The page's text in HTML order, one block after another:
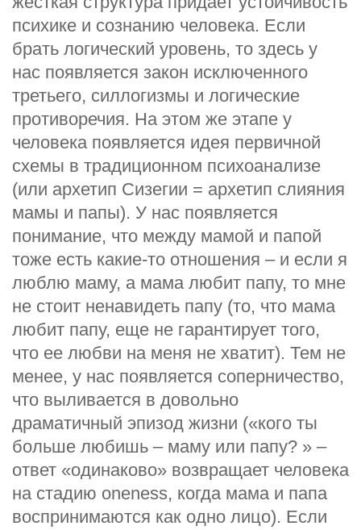
психике и сознанию человека. Если
брать логический уровень, то здесь у
нас появляется закон исключенного
третьего, силлогизмы и логические
противоречия. На этом же этапе у
человека появляется идея первичной
схемы в традиционном психоанализе
(или архетип Сизегии = архетип слияния
мамы и папы). У нас появляется
понимание, что между мамой и папой
тоже есть какие-то отношения – и если я
люблю маму, а мама любит папу, то мне
не стоит ненавидеть папу (то, что мама
любит папу, еще не гарантирует того,
что ее любви на меня не хватит). Тем не
менее, у нас появляется соперничество,
что выливается в довольно
драматичный эпизод жизни («кого ты
больше любишь – маму или папу? » –
ответ «одинаково» возвращает человека
на стадию oneness, когда мама и папа
воспринимаются как одно лицо). Если